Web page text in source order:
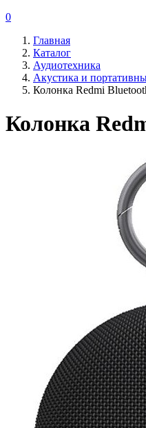
0
Главная
Каталог
Аудиотехника
Акустика и
Колонка Redmi
Колонка